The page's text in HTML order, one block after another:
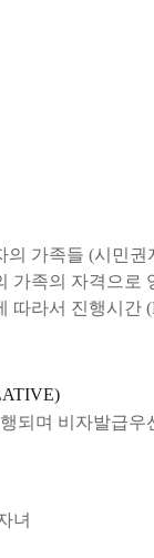
의 가족들 (시민
가족의 자격으로
따라서 진행시간
되며 비자발급
녀